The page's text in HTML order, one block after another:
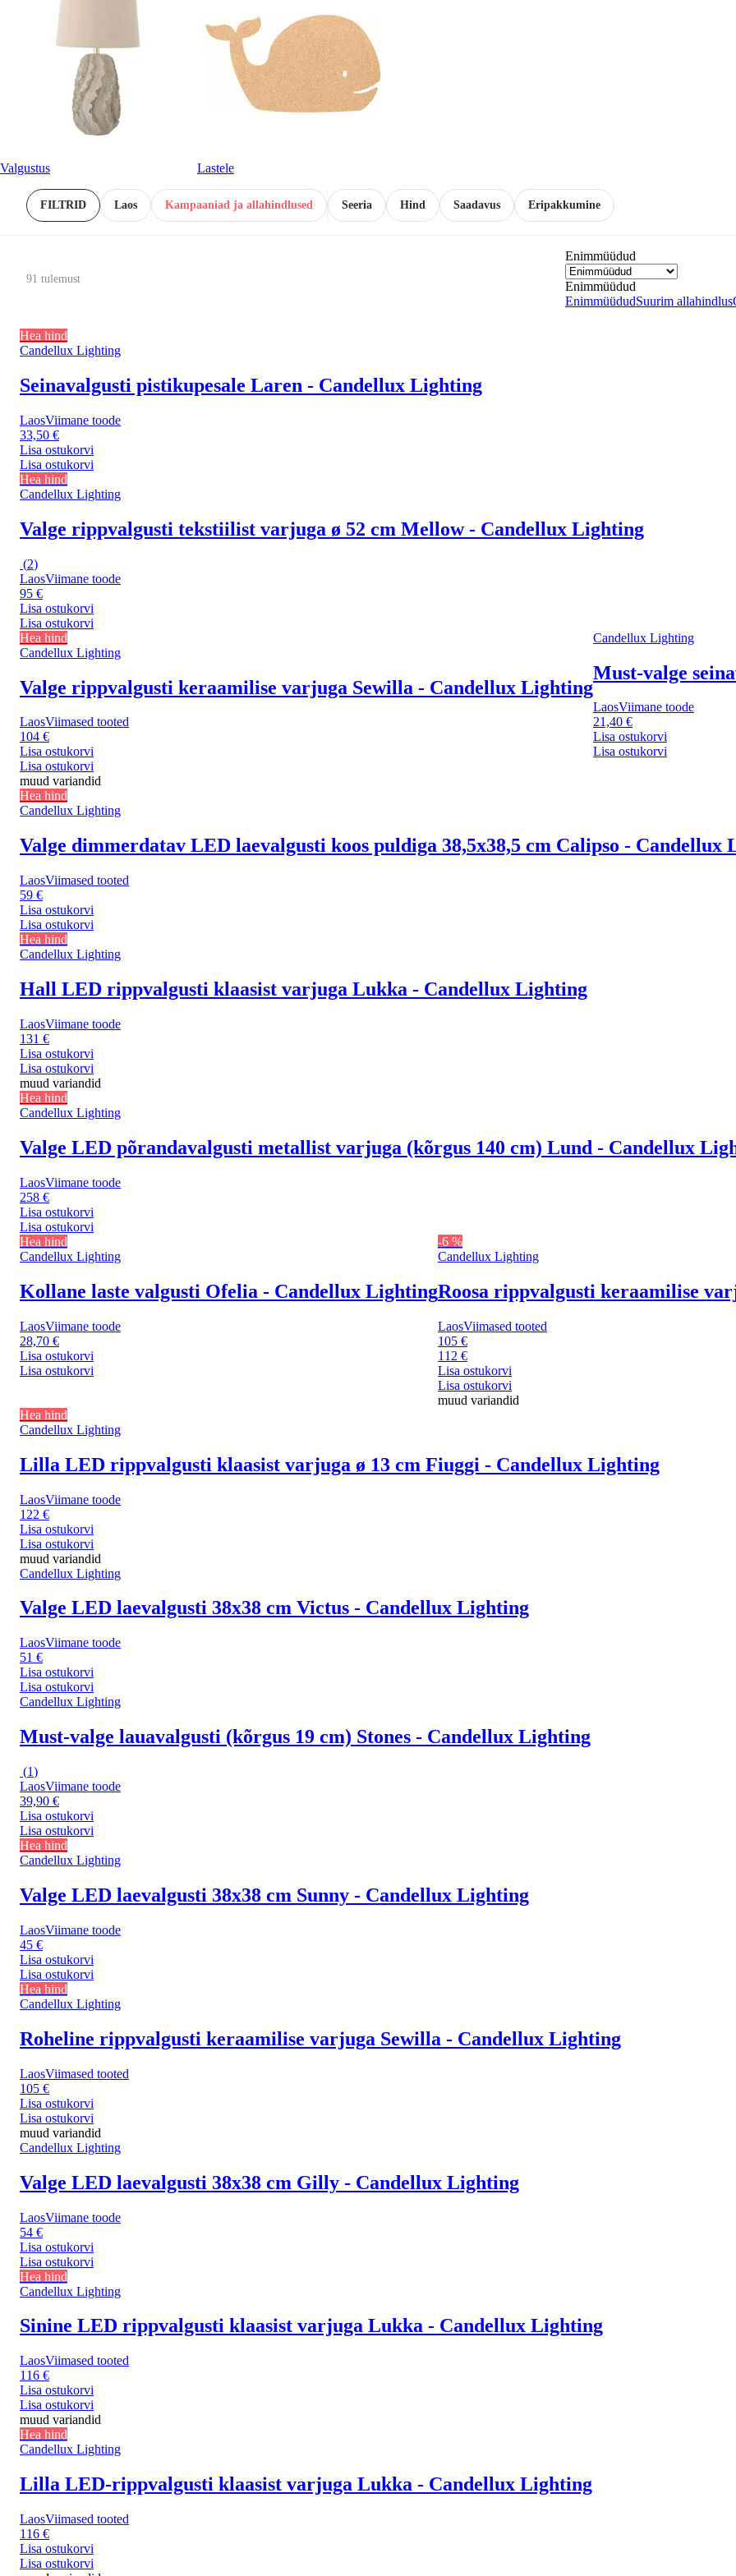
Valgustus Lastele
FILTRID Laos Kampaaniad ja allahindlused Seeria Hind Saadavus Eripakkumine
91 tulemust
Enimmüüdud
Enimmüüdud
EnimmüüdudSuurim allahindlus
Hea hind
Candellux Lighting
Seinavalgusti pistikupesale Laren - Candellux Lighting
LaosViimane toode
33,50 €
Lisa ostukorvi
Lisa ostukorvi
Hea hind
Candellux Lighting
Valge rippvalgusti tekstiilist varjuga ø 52 cm Mellow - Candellux Lighting
(2)
LaosViimane toode
95 €
Lisa ostukorvi
Lisa ostukorvi
Hea hind
Candellux Lighting
Valge rippvalgusti keraamilise varjuga Sewilla - Candellux Lighting
LaosViimased tooted
104 €
Lisa ostukorvi
Lisa ostukorvi
muud variandid
Candellux Lighting
Must-valge
LaosViimane toode
21,40 €
Lisa ostukorvi
Lisa ostukorvi
Hea hind
Candellux Lighting
Valge dimmerdatav LED laevalgusti koos puldiga 38,5x38,5 cm Calipso - Candellux
LaosViimased tooted
59 €
Lisa ostukorvi
Lisa ostukorvi
Hea hind
Candellux Lighting
Hall LED rippvalgusti klaasist varjuga Lukka - Candellux Lighting
LaosViimane toode
131 €
Lisa ostukorvi
Lisa ostukorvi
muud variandid
Hea hind
Candellux Lighting
Valge LED põrandavalgusti metallist varjuga (kõrgus 140 cm) Lund - Candellux
LaosViimane toode
258 €
Lisa ostukorvi
Lisa ostukorvi
Hea hind
Candellux Lighting
Kollane laste valgusti Ofelia - Candellux Lighting
LaosViimane toode
28,70 €
Lisa ostukorvi
Lisa ostukorvi
-6 %
Candellux Lighting
Roosa rippvalgusti keraamilise
LaosViimased tooted
105 €
112 €
Lisa ostukorvi
Lisa ostukorvi
muud variandid
Hea hind
Candellux Lighting
Lilla LED rippvalgusti klaasist varjuga ø 13 cm Fiuggi - Candellux Lighting
LaosViimane toode
122 €
Lisa ostukorvi
Lisa ostukorvi
muud variandid
Candellux Lighting
Valge LED laevalgusti 38x38 cm Victus - Candellux Lighting
LaosViimane toode
51 €
Lisa ostukorvi
Lisa ostukorvi
Candellux Lighting
Must-valge lauavalgusti (kõrgus 19 cm) Stones - Candellux Lighting
(1)
LaosViimane toode
39,90 €
Lisa ostukorvi
Lisa ostukorvi
Hea hind
Candellux Lighting
Valge LED laevalgusti 38x38 cm Sunny - Candellux Lighting
LaosViimane toode
45 €
Lisa ostukorvi
Lisa ostukorvi
Hea hind
Candellux Lighting
Roheline rippvalgusti keraamilise varjuga Sewilla - Candellux Lighting
LaosViimased tooted
105 €
Lisa ostukorvi
Lisa ostukorvi
muud variandid
Candellux Lighting
Valge LED laevalgusti 38x38 cm Gilly - Candellux Lighting
LaosViimane toode
54 €
Lisa ostukorvi
Lisa ostukorvi
Hea hind
Candellux Lighting
Sinine LED rippvalgusti klaasist varjuga Lukka - Candellux Lighting
LaosViimased tooted
116 €
Lisa ostukorvi
Lisa ostukorvi
muud variandid
Hea hind
Candellux Lighting
Lilla LED-rippvalgusti klaasist varjuga Lukka - Candellux Lighting
LaosViimased tooted
116 €
Lisa ostukorvi
Lisa ostukorvi